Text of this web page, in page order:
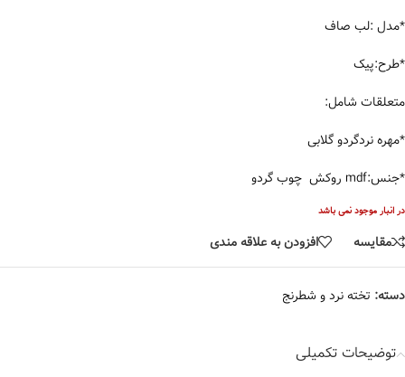
*مدل :لب صاف
*طرح:پیک
متعلقات شامل:
*مهره نردگردو گلابی
*جنس:mdf روکش چوب گردو
در انبار موجود نمی باشد
مقایسه افزودن به علاقه مندی
دسته: تخته نرد و شطرنج
توضیحات تکمیلی